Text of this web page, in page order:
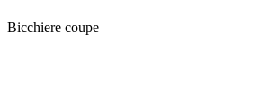
Bicchiere coupe